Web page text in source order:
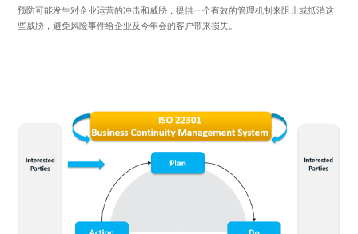
预防可能发生对企业运营的冲击和威胁，提供一个有效的管理机制来阻止或抵消这
些威胁，避免风险事件给企业及今年会的客户带来损失。